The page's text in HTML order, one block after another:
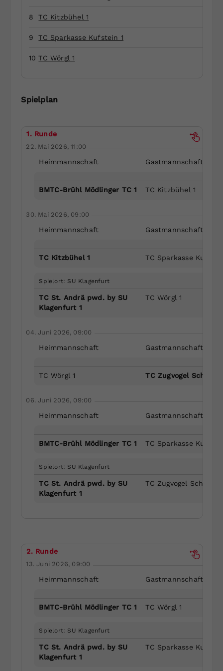
8 TC Kitzbühel 1
9 TC Sparkasse Kufstein 1
10 TC Wörgl 1
Spielplan
1. Runde
22. Mai 2026, 11:00
Heimmannschaft Gastmannschaft
BMTC-Brühl Mödlinger TC 1 TC Kitzbühel 1
30. Mai 2026, 09:00
Heimmannschaft Gastmannschaft
TC Kitzbühel 1 TC Sparkasse
Spielort: SU Klagenfurt
TC St. Andrä pwd. by SU
Klagenfurt 1
TC Wörgl 1
04. Juni 2026, 09:00
Heimmannschaft Gastmannschaft
TC Wörgl 1 TC Zugvogel Schwaz
06. Juni 2026, 09:00
Heimmannschaft Gastmannschaft
BMTC-Brühl Mödlinger TC 1 TC Sparkasse
Spielort: SU Klagenfurt
TC St. Andrä pwd. by SU
Klagenfurt 1
TC Zugvogel Schwaz 1
2. Runde
13. Juni 2026, 09:00
Heimmannschaft Gastmannschaft
BMTC-Brühl Mödlinger TC 1 TC Wörgl 1
Spielort: SU Klagenfurt
TC St. Andrä pwd. by SU
Klagenfurt 1
TC Sparkasse
Einstellungen. Unter anderem eine
zufällig generierte ID, für die
vorgenommen Einstellungen, falls der